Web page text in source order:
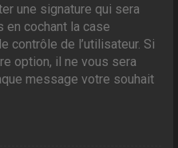
une signature qui sera
cochant la case
contrôle de l’utilisateur. Si
option, il ne vous sera
message votre souhait